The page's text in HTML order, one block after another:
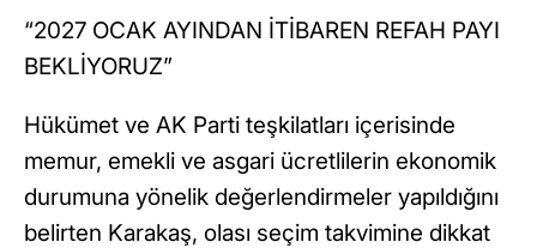
“2027 OCAK AYINDAN İTİBAREN REFAH PAYI
BEKLİYORUZ”
Hükümet ve AK Parti teşkilatları içerisinde
memur, emekli ve asgari ücretlilerin ekonomik
durumuna yönelik değerlendirmeler yapıldığını
belirten Karakaş, olası seçim takvimine dikkat